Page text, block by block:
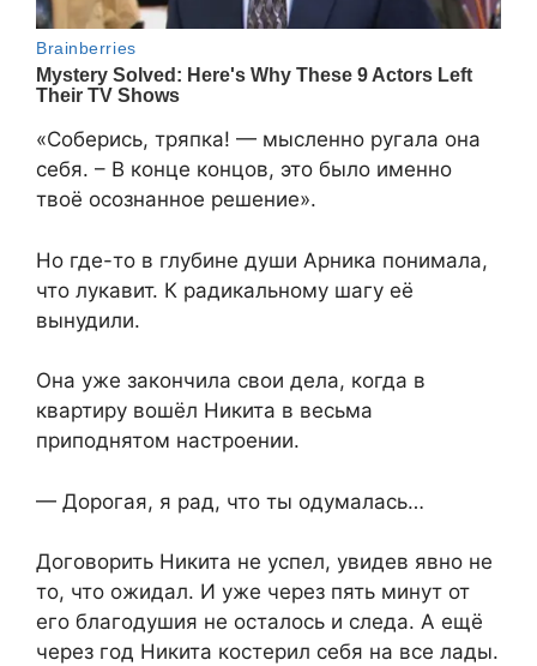
«Соберись, тряпка! — мысленно ругала она
себя. – В конце концов, это было именно
твоё осознанное решение».
Но где-то в глубине души Арника понимала,
что лукавит. К радикальному шагу её
вынудили.
Она уже закончила свои дела, когда в
квартиру вошёл Никита в весьма
приподнятом настроении.
— Дорогая, я рад, что ты одумалась…
Договорить Никита не успел, увидев явно не
то, что ожидал. И уже через пять минут от
его благодушия не осталось и следа. А ещё
через год Никита костерил себя на все лады.